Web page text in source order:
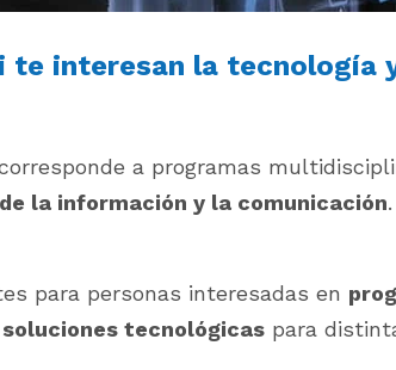
te interesan la tecnología
a programas
la información y la comunicación
para personas interesadas en
tecnológicaspara